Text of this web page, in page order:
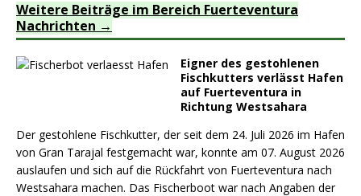
Weitere Beiträge im Bereich Fuerteventura
Nachrichten
Eigner des gestohlenen
Fischkutters verlässt Hafen
auf Fuerteventura in
Richtung Westsahara
Der gestohlene Fischkutter, der seit dem 24. Juli 2026 im Hafen
von Gran Tarajal festgemacht war, konnte am 07. August 2026
auslaufen und sich auf die Rückfahrt von Fuerteventura nach
Westsahara machen. Das Fischerboot war nach Angaben der